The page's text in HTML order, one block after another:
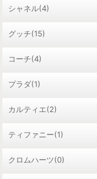
シャネル(4)
グッチ(15)
コーチ(4)
プラダ(1)
カルティエ(2)
ティファニー(1)
クロムハーツ(0)